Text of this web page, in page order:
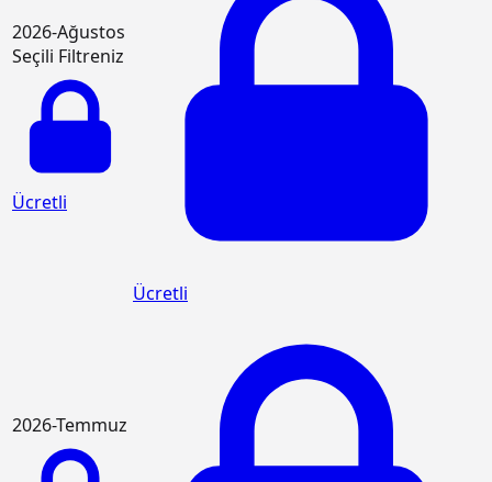
2026-Ağustos
Seçili Filtreniz
Ücretli
Ücretli
2026-Temmuz